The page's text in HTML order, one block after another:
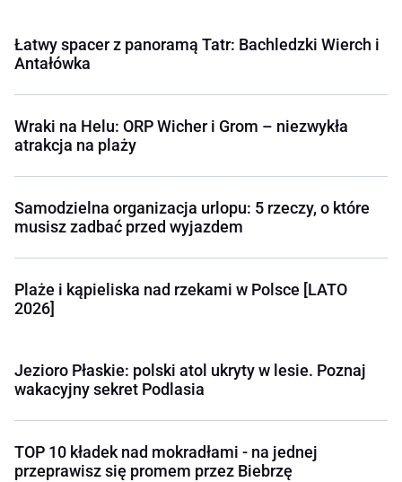
Łatwy spacer z panoramą Tatr: Bachledzki Wierch i
Antałówka
Wraki na Helu: ORP Wicher i Grom – niezwykła
atrakcja na plaży
Samodzielna organizacja urlopu: 5 rzeczy, o które
musisz zadbać przed wyjazdem
Plaże i kąpieliska nad rzekami w Polsce [LATO
2026]
Jezioro Płaskie: polski atol ukryty w lesie. Poznaj
wakacyjny sekret Podlasia
TOP 10 kładek nad mokradłami - na jednej
przeprawisz się promem przez Biebrzę